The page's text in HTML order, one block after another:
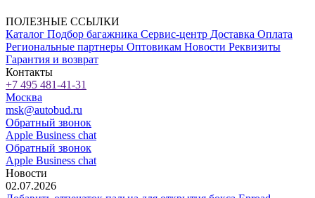
ПОЛЕЗНЫЕ ССЫЛКИ
Каталог Подбор багажника Сервис-центр Доставка Оплата
Региональные партнеры Оптовикам Новости Реквизиты
Гарантия и возврат
Контакты
+7 495 481-41-31
Москва
msk@autobud.ru
Обратный звонок
Apple Business chat
Обратный звонок
Apple Business chat
Новости
02.07.2026